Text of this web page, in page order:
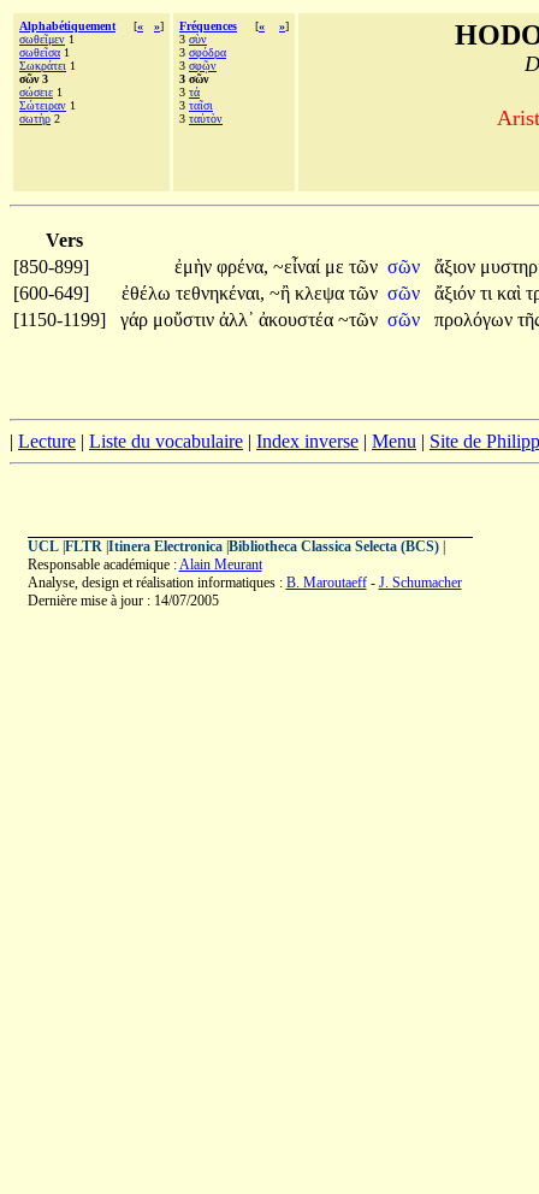
Alphabétiquement [« »]
σωθεῖμεν 1
σωθεῖσα 1
Σωκράτει 1
σῶν 3
σώσειε 1
Σώτειραν 1
σωτὴρ 2
Fréquences [« »]
3 σὺν
3 σφόδρα
3 σφῷν
3 σῶν
3 τά
3 ταῖσι
3 ταὐτὸν
Vers
[850-899]
ἐμὴν φρένα, ~εἶναί με τῶν σῶν ἄξιον
[600-649]
ἐθέλω τεθνηκέναι, ~ἢ κλεψα τῶν σῶν ἄξιόν τι καὶ
[1150-1199]
γάρ μοὔστιν ἀλλ᾽ ἀκουστέα ~τῶν σῶν προλόγων
| Lecture | Liste du vocabulaire | Index inverse | Menu | Site de
UCL| FLTR| Itinera Electronica| Bibliotheca Classica Selecta (BCS)|
Responsable académique :Alain Meurant
Analyse, design et réalisation informatiques : B. Maroutaeff- J. Schumacher
Dernière mise à jour : 14/07/2005